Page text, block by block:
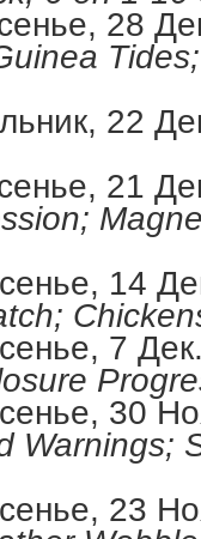
28
22
21
14
7
30
Warnings;
23